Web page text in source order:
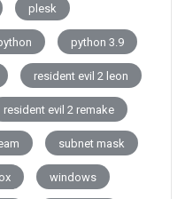
plesk
python 3.9
resident evil 2 leon
resident evil 2 remake
subnet mask
windows